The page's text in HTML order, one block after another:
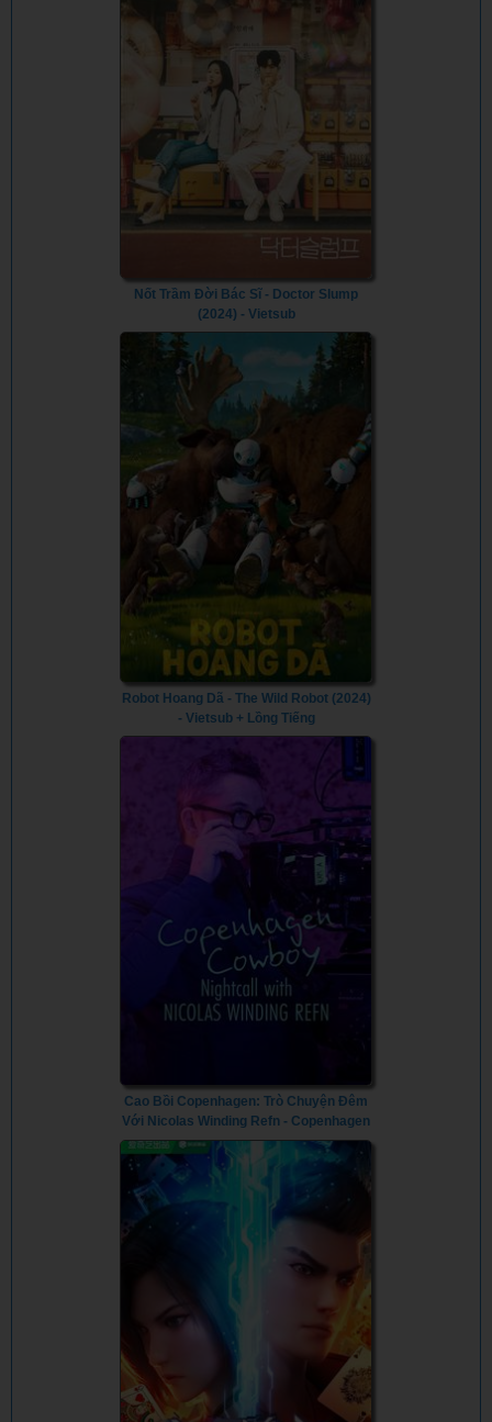
Nốt Trầm Đời Bác Sĩ - Doctor Slump
(2024) - Vietsub
Robot Hoang Dã - The Wild Robot (2024)
- Vietsub + Lồng Tiếng
Cao Bồi Copenhagen: Trò Chuyện Đêm
Với Nicolas Winding Refn - Copenhagen
Cowboy: Nightcall with Nicolas Winding
Refn (2023) - Vietsub